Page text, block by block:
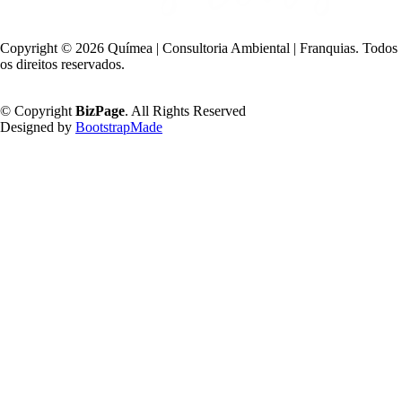
Copyright © 2026 Químea | Consultoria Ambiental | Franquias. Todos
os direitos reservados.
© CopyrightBizPage. All Rights Reserved
Designed by BootstrapMade